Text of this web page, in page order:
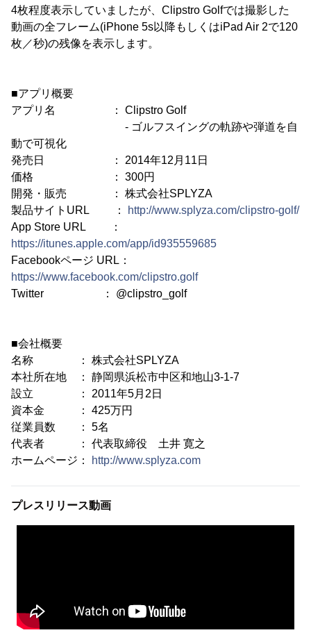
4枚程度表示していましたが、Clipstro Golfでは撮影した
動画の全フレーム(iPhone 5s以降もしくはiPad Air 2で120
枚／秒)の残像を表示します。
■アプリ概要
アプリ名 ： Clipstro Golf
- ゴルフスイングの軌跡や弾道を自
動で可視化
発売日 ： 2014年12月11日
価格 ： 300円
開発・販売 ： 株式会社SPLYZA
製品サイトURL ：
http://www.splyza.com/clipstro-golf/
App Store URL ：
https://itunes.apple.com/app/id935559685
Facebookページ URL：
https://www.facebook.com/clipstro.golf
Twitter ： @clipstro_golf
■会社概要
名称 ： 株式会社SPLYZA
本社所在地 ： 静岡県浜松市中区和地山3-1-7
設立 ： 2011年5月2日
資本金 ： 425万円
従業員数 ： 5名
代表者 ： 代表取締役 土井 寛之
ホームページ：
http://www.splyza.com
プレスリリース動画